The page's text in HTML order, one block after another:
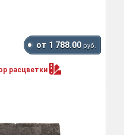
от 1 788.00 руб.
расцветки